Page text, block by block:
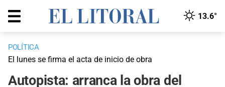
13.6°
POLÍTICA
El lunes se firma el acta de inicio de obra
Autopista: arranca la obra del